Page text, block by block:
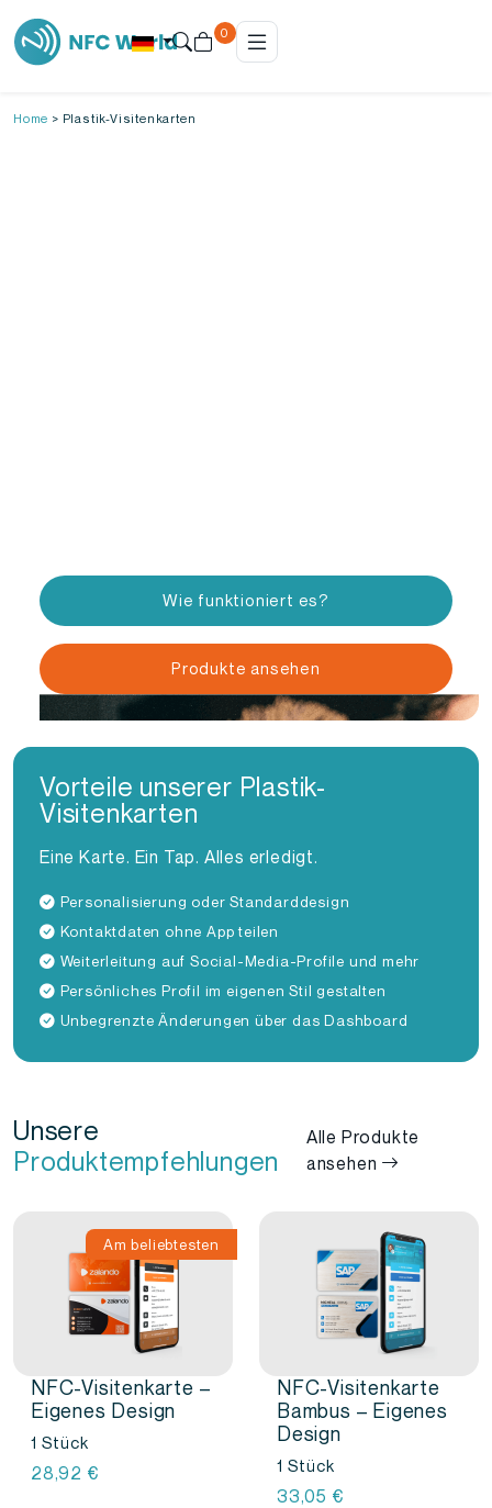
0
Home > Plastik-Visitenkarten
Wie funktioniert es?
Produkte ansehen
Vorteile unserer Plastik-
Visitenkarten
Eine Karte. Ein Tap. Alles erledigt.
Personalisierung oder Standarddesign
Kontaktdaten ohne App teilen
Weiterleitung auf Social-Media-Profile und mehr
Persönliches Profil im eigenen Stil gestalten
Unbegrenzte Änderungen über das Dashboard
Unsere
Produktempfehlungen
Alle Produkte
ansehen
Am beliebtesten
NFC-Visitenkarte –
Eigenes Design
1 Stück
28,92 €
NFC-Visitenkarte
Bambus – Eigenes
Design
1 Stück
33,05 €